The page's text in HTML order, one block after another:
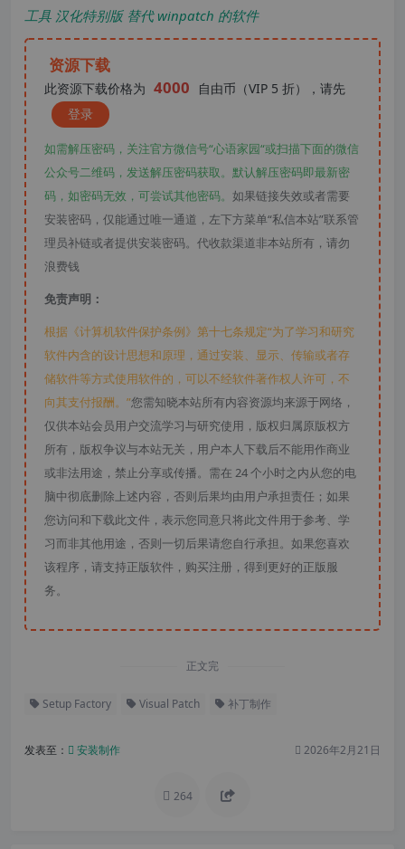
工具 汉化特别版 替代 winpatch 的软件
资源下载
此资源下载价格为 4000
自由币（VIP 5 折），请先
登录
如需解压密码，关注官方微信号“心语家园“或扫描下面的微信
公众号二维码，发送解压密码获取。默认解压密码即最新密
码，如密码无效，可尝试其他密码。 如果链接失效或者需要
安装密码，仅能通过唯一通道，左下方菜单“私信本站”联系管
理员补链或者提供安装密码。代收款渠道非本站所有，请勿
浪费钱
免责声明：
根据《计算机软件保护条例》第十七条规定“为了学习和研究
软件内含的设计思想和原理，通过安装、显示、传输或者存
储软件等方式使用软件的，可以不经软件著作权人许可，不
向其支付报酬。”您需知晓本站所有内容资源均来源于网络，
仅供本站会员用户交流学习与研究使用，版权归属原版权方
所有，版权争议与本站无关，用户本人下载后不能用作商业
或非法用途，禁止分享或传播。需在 24 个小时之内从您的电
脑中彻底删除上述内容，否则后果均由用户承担责任；如果
您访问和下载此文件，表示您同意只将此文件用于参考、学
习而非其他用途，否则一切后果请您自行承担。如果您喜欢
该程序，请支持正版软件，购买注册，得到更好的正版服
务。
正文完
Setup Factory Visual Patch 补丁制作
发表至： 安装制作 2026年2月21日
264